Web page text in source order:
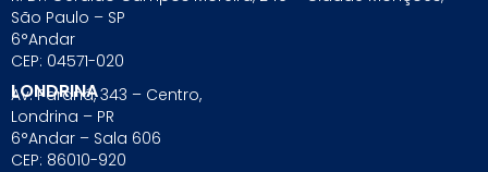
São Paulo – SP
6°Andar
CEP: 04571-020
LONDRINA
Av. Paraná, 343 – Centro,
Londrina – PR
6°Andar – Sala 606
CEP: 86010-920